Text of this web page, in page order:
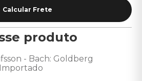
produto
- Bach: Goldberg